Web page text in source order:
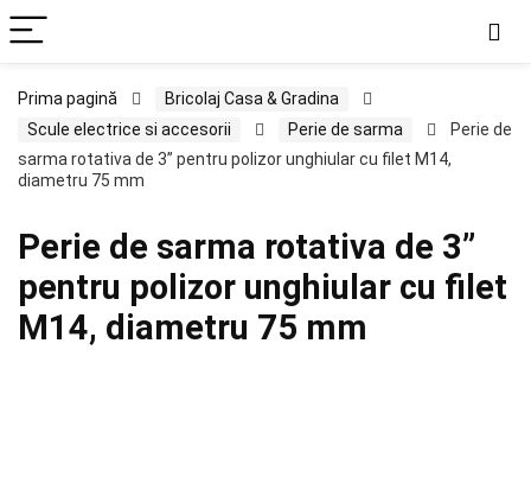
Prima pagină
Bricolaj Casa & Gradina
Scule electrice si accesorii
Perie de sarma
Perie de
sarma rotativa de 3” pentru polizor unghiular cu filet M14,
diametru 75 mm
Perie de sarma rotativa de 3”
pentru polizor unghiular cu filet
M14, diametru 75 mm